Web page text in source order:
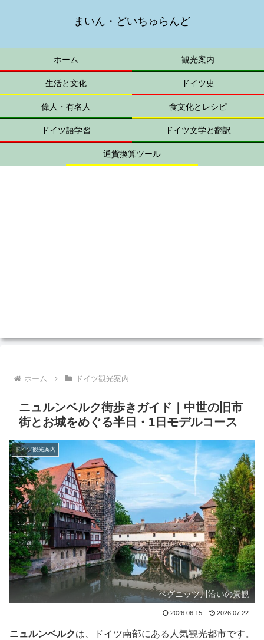
まいん・どいちゅらんど
ホーム 観光案内
生活と文化 ドイツ史
偉人・有名人 食文化とレシピ
ドイツ語学習 ドイツ文学と翻訳
通貨換算ツール
ホーム ドイツ観光案内
ニュルンベルク街歩きガイド｜中世の旧市
街とお城をめぐる半日・1日モデルコース
ドイツ観光案内
ペグニッツ川沿いの景観
2026.06.15 2026.07.22
ニュルンベルクは、ドイツ南部にある人気観光都市です。